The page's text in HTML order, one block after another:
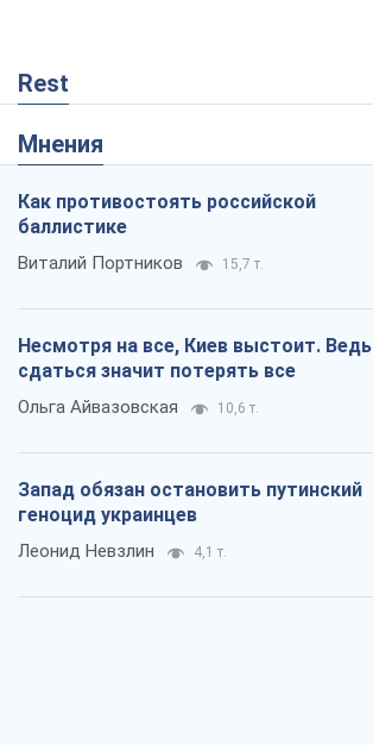
Rest
Мнения
Как противостоять российской
баллистике
Виталий Портников 15,7 т.
Несмотря на все, Киев выстоит. Ведь
сдаться значит потерять все
Ольга Айвазовская 10,6 т.
Запад обязан остановить путинский
геноцид украинцев
Леонид Невзлин 4,1 т.